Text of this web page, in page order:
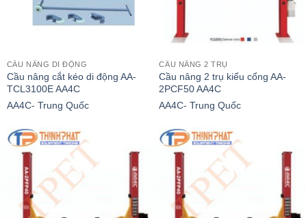
CẦU NÂNG DI ĐỘNG
Cầu nâng cắt kéo di động AA-
TCL3100E AA4C
AA4C- Trung Quốc
CẦU NÂNG 2 TRỤ
Cầu nâng 2 trụ kiểu cổng AA-
2PCF50 AA4C
AA4C- Trung Quốc